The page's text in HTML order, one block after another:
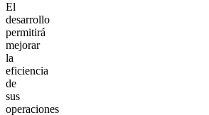
El
desarrollo
permitirá
mejorar
la
eficiencia
de
sus
operaciones